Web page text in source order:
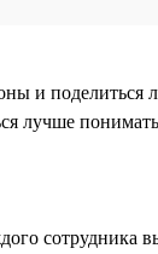
и
лучше
сотрудника